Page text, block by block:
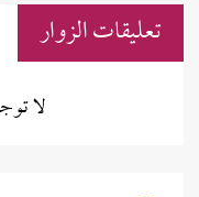
تعليقات الزوار
لا